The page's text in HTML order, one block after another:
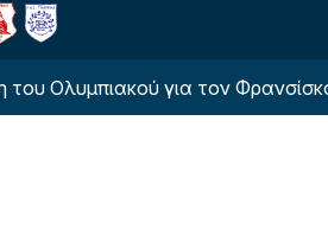
για τον Φρανσίσκο